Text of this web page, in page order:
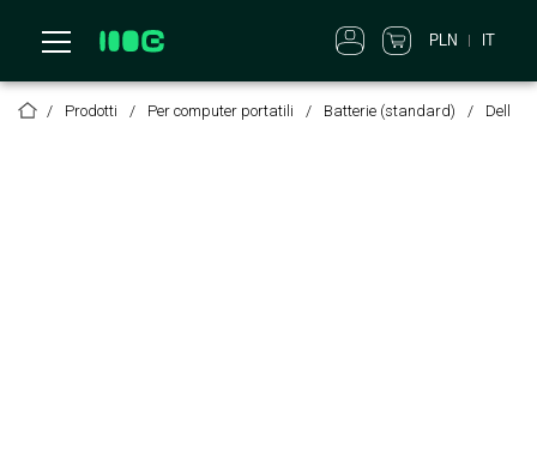
PLN IT
Prodotti Per computer portatili Batterie (standard) Dell